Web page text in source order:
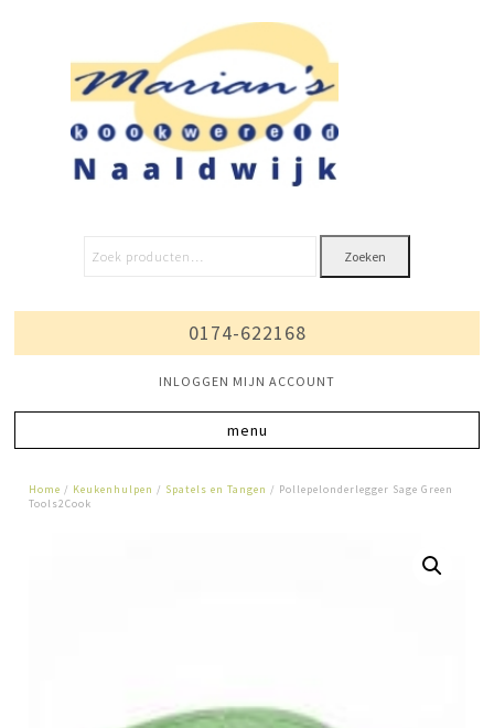
Zoeken
0174-622168
INLOGGEN MIJN ACCOUNT
Home / Keukenhulpen / Spatels en Tangen / Pollepelonderlegger Sage Green
Tools2Cook